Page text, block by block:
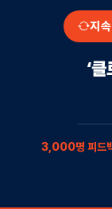
지
‘
3,000명 피드